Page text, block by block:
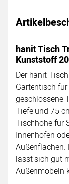
hanit Tisch
Kunststoff
Der hanit
Gartentisch
geschlossene
Tiefe und 75
Tischhöhe für
Innenhöfen
Außenflächen.
lässt sich gut
Außenmöbeln